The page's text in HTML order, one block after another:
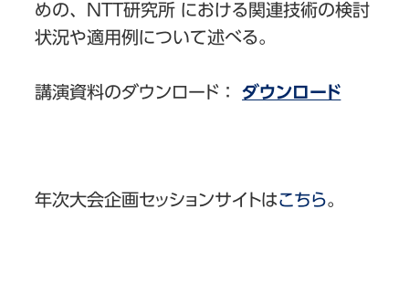
めの、NTT研究所 における関連技術の検討
状況や適用例について述べる。
講演資料のダウンロード：ダウンロード
年次大会企画セッションサイトはこちら。